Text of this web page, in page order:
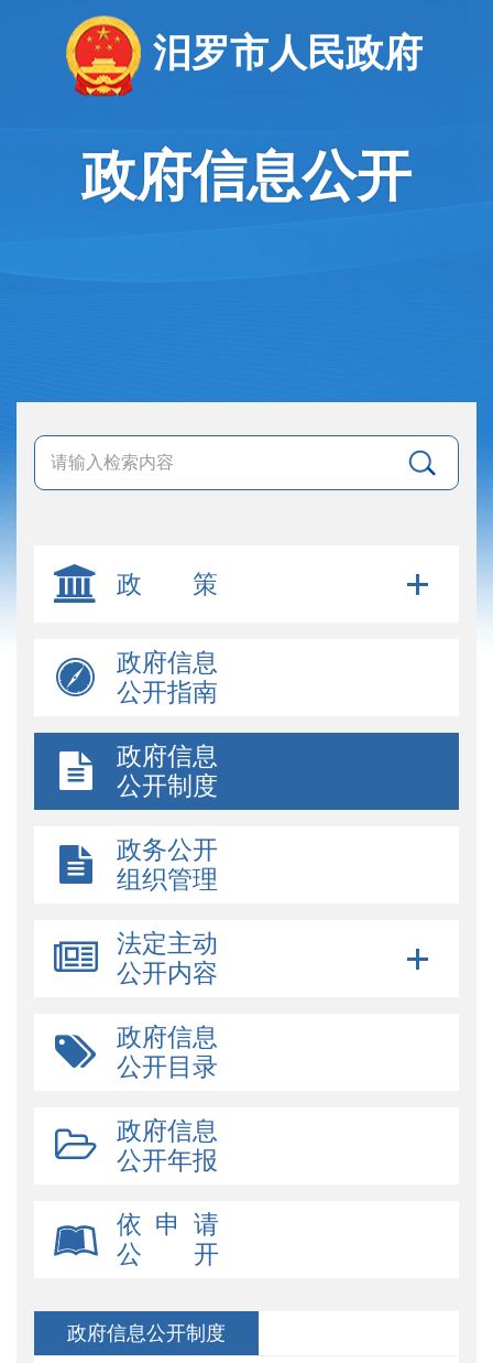
汨罗市人民政府
政府信息公开
政 策
政府信息
公开指南
政府信息
公开制度
政务公开
组织管理
法定主动
公开内容
政府信息
公开目录
政府信息
公开年报
依 申 请
公 开
政府信息公开制度